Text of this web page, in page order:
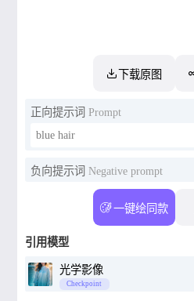
下载原图
正向提示词 Prompt
blue hair
负向提示词 Negative prompt
一键绘同款
引用模型
光学影像
Checkpoint